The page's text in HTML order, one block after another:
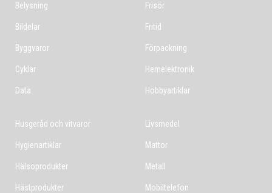
Belysning
Bildelar
Byggvaror
Cyklar
Data
Frisör
Fritid
Förpackning
Hemelektronik
Hobbyartiklar
Husgeråd och vitvaror
Hygienartiklar
Hälsoprodukter
Hästprodukter
Livsmedel
Mattor
Metall
Mobiltelefon